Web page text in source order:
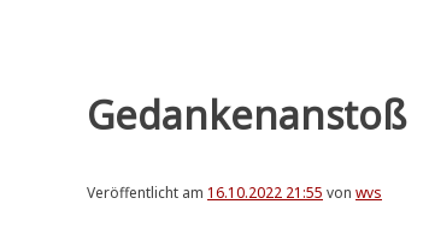
Gedankenanstoß
Veröffentlicht am 16.10.2022 21:55 von wvs